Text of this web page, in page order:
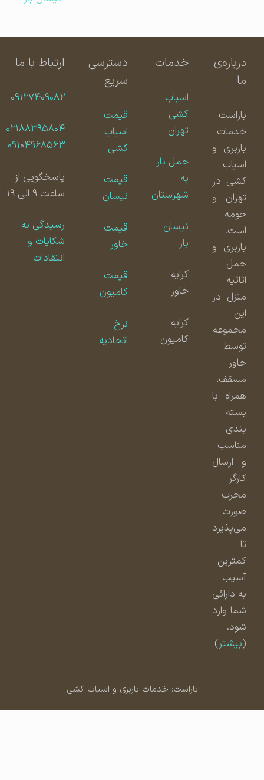
درباره‌ی
باراست
خدمات
باربری و
اسباب
کشی در
تهران و
حومه
است.
باربری و
حمل
اثاثیه
منزل در
مجموعه
توسط
مسقف،
همراه با
بسته
بندی
مناسب
و ارسال
مجرب
صورت
می‌پذیرد
کمترین
آسیب
به دارائی
شما وارد
شود.
بیشتر)
خدمات
اسباب
کشی
تهران
حمل بار
شهرستان
نیسان
کامیون
دسترسی
سریع
قیمت
اسباب
کشی
قیمت
نیسان
قیمت
قیمت
کامیون
اتحادیه
ارتباط با ما
۰۹۱۲۷۴۰۹۰۸۲
۰۲۱۸۸۳۹۵۸۰۴
۰۹۱۰۴۹۶۸۵۶۳
پاسخگویی از
ساعت ۹ الی ۱۹
رسیدگی به
شکایات و
انتقادات
باراست: خدمات باربری و اسباب کشی